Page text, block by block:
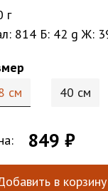
г
814 Б: 42 g Ж:
см
40 см
849 ₽
в корзину